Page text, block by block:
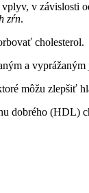
‍v ‌závislosti
zŕn.
cholesterol.
a vyprážaným
môžu zlepšiť
dobrého (HDL)